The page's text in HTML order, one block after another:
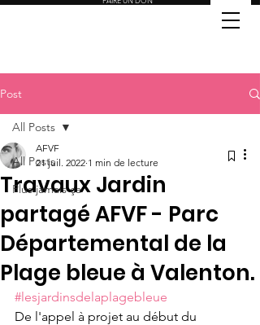
Post
All Posts
Plus jamais ça
All Posts
Travaux Jardin
partagé AFVF - Parc
Départemental de la
Plage bleue à Valenton.
AFVF
21 juil. 2022 1 min de lecture
#lesjardinsdelaplagebleue
De l'appel à projet au début du